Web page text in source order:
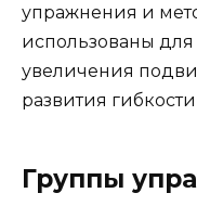
упражнения и
использованы
увеличения
развития
Группы